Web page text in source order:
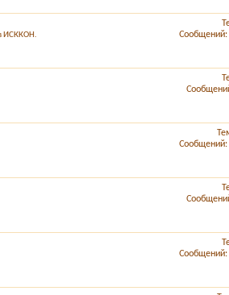
ИСККОН.
Сообщений:
Сообщений:
Сообщений: